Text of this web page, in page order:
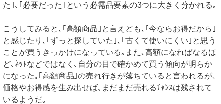
た｣､｢必要だった｣という必需品要素の3つに大きく分かれる｡
こうしてみると､｢高額商品｣と言えども､｢今ならお得だから｣
と感じたり､｢ずっと探していた｣､｢古くて使いにくい｣と思う
ことが買うきっかけになっている｡また､高額になればなるほ
ど､ﾈｯﾄなどではなく､自分の目で確かめて買う傾向が明らか
になった｡｢高額商品｣の売れ行きが落ちていると言われるが､
価格やお得感を生み出せば､まだまだ売れるﾁｬﾝｽは残されて
いるようだ｡